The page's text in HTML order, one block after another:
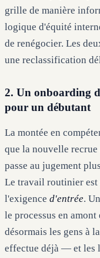
grille de manière
logique d'équité
de renégocier. Les
une reclassification
2. Un onboarding
pour un débutant
La montée en
que la nouvelle
passe au jugement
Le travail routinier est
l'exigence d'entrée.
le processus en
désormais les gens à
effectue déjà — et les